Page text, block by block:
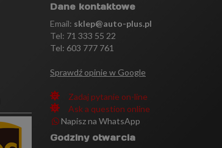
Dane kontaktowe
Email: sklep@auto-plus.pl
Tel: 71 333 55 22
Tel: 603 777 761
Sprawdź opinie w Google
Zadaj pytanie on-line
Ask a question online
Napisz na WhatsApp
Godziny otwarcia